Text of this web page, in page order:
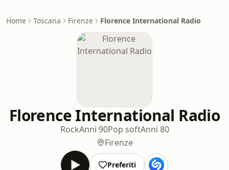
Home Toscana Firenze Florence International Radio
Florence International Radio
RockAnni 90Pop softAnni 80
Firenze
Preferiti